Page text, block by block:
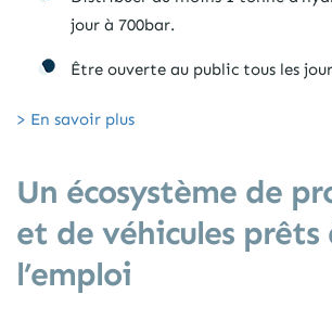
jour à 700bar.
Être ouverte au public tous les
> En savoir plus
Un écosystème de
et de véhicules prêts
l’emploi